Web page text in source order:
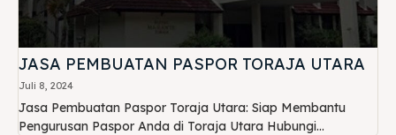
JASA PEMBUATAN PASPOR TORAJA UTARA
Juli 8, 2024
Jasa Pembuatan Paspor Toraja Utara: Siap Membantu
Pengurusan Paspor Anda di Toraja Utara Hubungi...